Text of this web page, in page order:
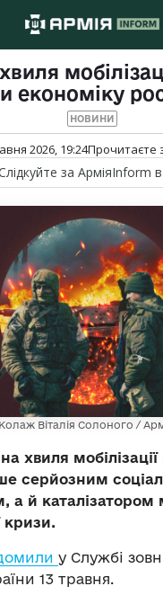
економіку
НОВИНИ
2026, 19:24Прочитаєте
за АрміяInform
Віталія Солоного /
хвиля
серйозним
а й каталізатором
кризи.
у Службі
13 травня.